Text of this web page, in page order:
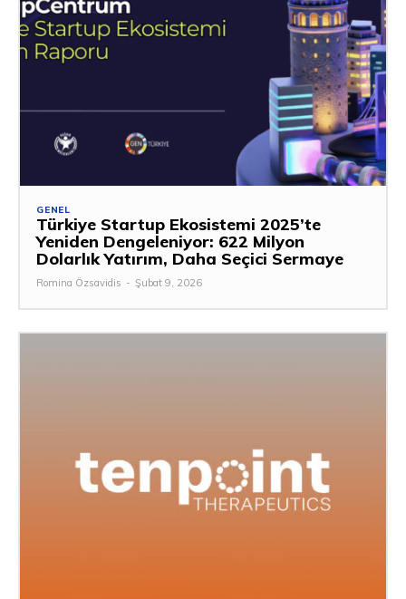
GENEL
Türkiye Startup Ekosistemi 2025’te
Yeniden Dengeleniyor: 622 Milyon
Dolarlık Yatırım, Daha Seçici Sermaye
Romina Özsavidis - Şubat 9, 2026